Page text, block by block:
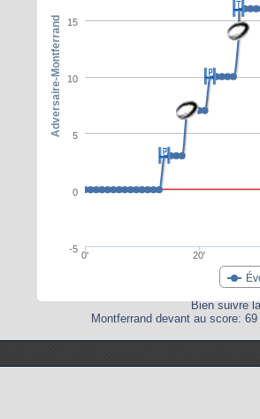
0' 20'
-5
0
5
10
15
Adversaire-Montferrand
Bien suivre
Montferrand devant au score: